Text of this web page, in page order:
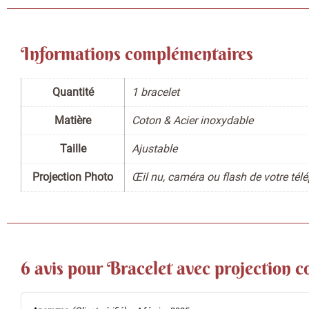
Informations complémentaires
Quantité 1 bracelet
Matière Coton & Acier inoxydable
Taille Ajustable
Projection Photo Œil nu, caméra ou flash de votre
6 avis pourBracelet avec projection